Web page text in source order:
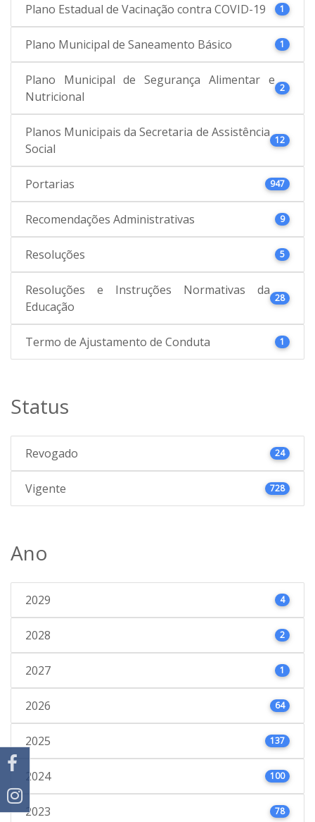
Plano Estadual de Vacinação contra COVID-19 1
Plano Municipal de Saneamento Básico 1
Plano Municipal de Segurança Alimentar e
Nutricional
2
Planos Municipais da Secretaria de Assistência
Social
12
Portarias 947
Recomendações Administrativas 9
Resoluções 5
Resoluções e Instruções Normativas da
Educação
28
Termo de Ajustamento de Conduta 1
Status
Revogado 24
Vigente 728
Ano
2029 4
2028 2
2027 1
2026 64
2025 137
2024 100
2023 78